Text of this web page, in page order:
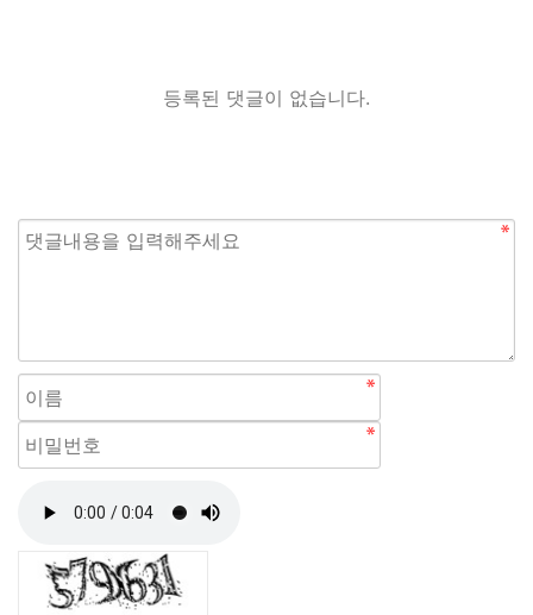
등록된 댓글이 없습니다.